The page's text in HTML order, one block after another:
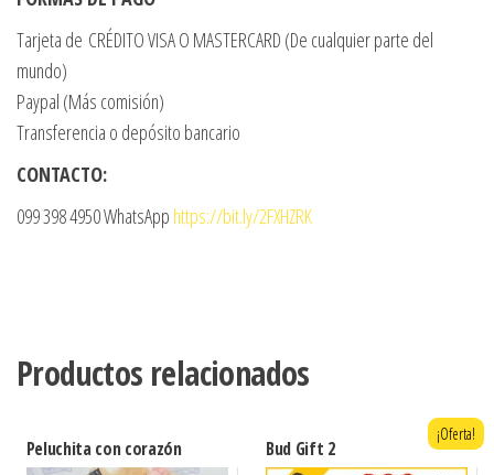
Tarjeta de CRÉDITO VISA O MASTERCARD (De cualquier parte del
mundo)
Paypal (Más comisión)
Transferencia o depósito bancario
CONTACTO:
099 398 4950 WhatsApp https://bit.ly/2FXHZRK
Productos relacionados
Peluchita con corazón Bud Gift 2
¡Oferta!